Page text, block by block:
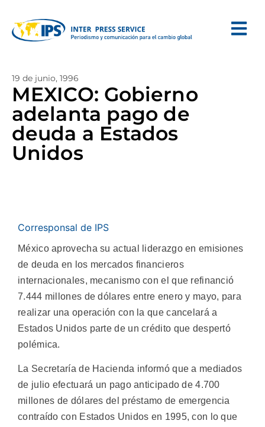
19 de junio, 1996
MEXICO: Gobierno
adelanta pago de
deuda a Estados
Unidos
Corresponsal de IPS
México aprovecha su actual liderazgo en emisiones
de deuda en los mercados financieros
internacionales, mecanismo con el que refinanció
7.444 millones de dólares entre enero y mayo, para
realizar una operación con la que cancelará a
Estados Unidos parte de un crédito que despertó
polémica.
La Secretaría de Hacienda informó que a mediados
de julio efectuará un pago anticipado de 4.700
millones de dólares del préstamo de emergencia
contraído con Estados Unidos en 1995, con lo que